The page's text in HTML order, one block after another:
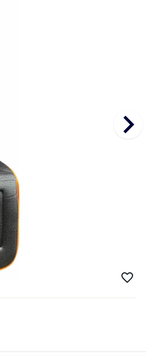
keyboard_arrow_right